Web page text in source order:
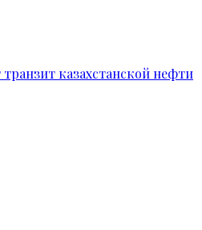
казахстанской нефти